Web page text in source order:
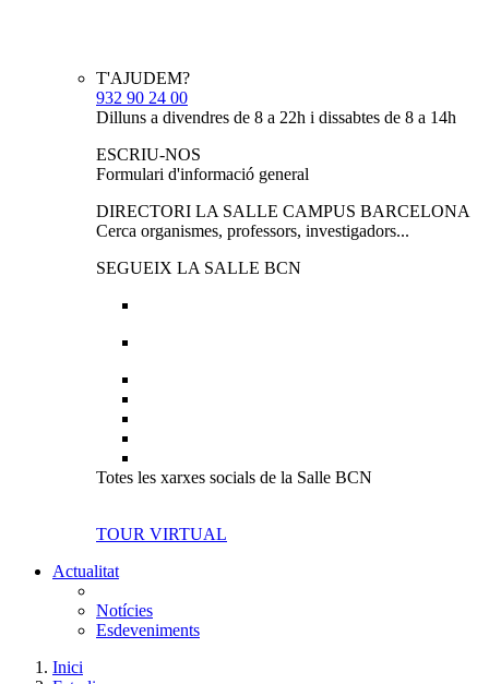
T'AJUDEM?
932 90 24 00
Dilluns a divendres de 8 a 22h i dissabtes de 8 a 14h
ESCRIU-NOS
Formulari d'informació general
DIRECTORI LA SALLE CAMPUS BARCELONA
Cerca organismes, professors, investigadors...
SEGUEIX LA SALLE BCN
Totes les xarxes socials de la Salle BCN
TOUR VIRTUAL
Actualitat
Notícies
Esdeveniments
Inici